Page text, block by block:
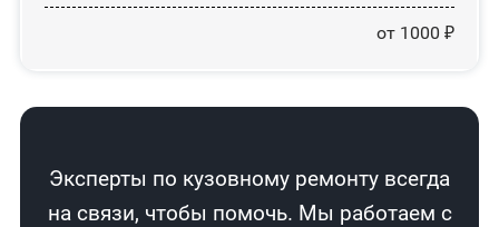
от 1000 ₽
Эксперты по кузовному ремонту всегда
на связи, чтобы помочь. Мы работаем с